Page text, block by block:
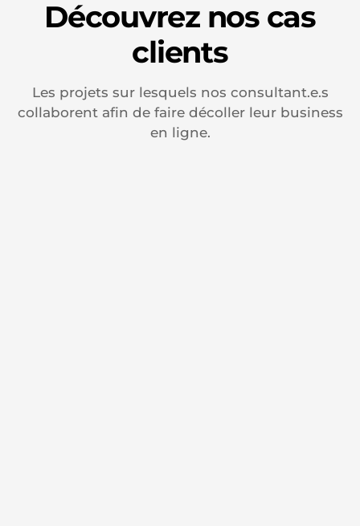
Découvrez nos cas
clients
Les projets sur lesquels nos consultant.e.s
collaborent afin de faire décoller leur business
en ligne.